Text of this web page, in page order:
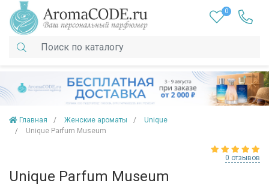
0
Главная Женские ароматы
Unique
Unique Parfum Museum
0 отзывов
Unique Parfum Museum